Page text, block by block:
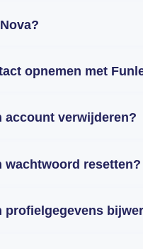
opnemen met
account verwijderen?
wachtwoord resetten?
profielgegevens